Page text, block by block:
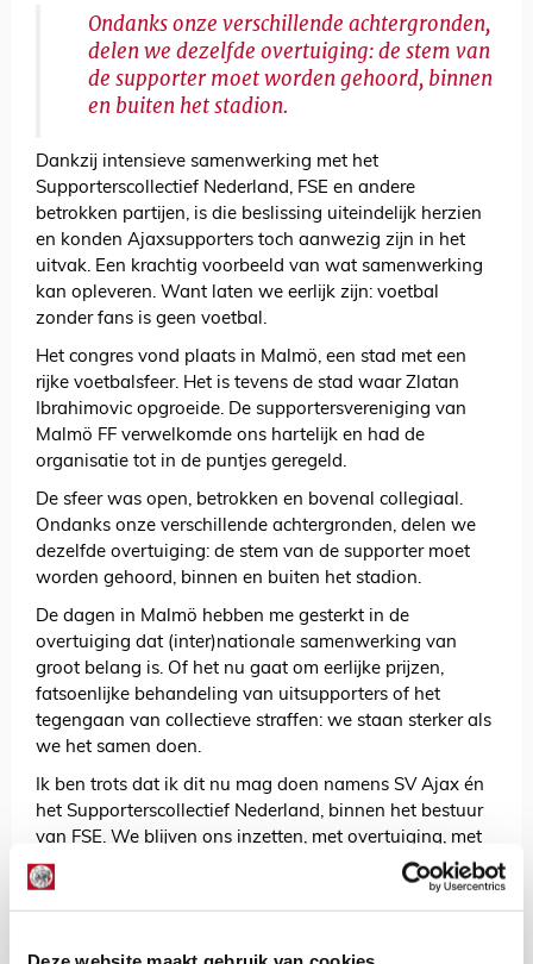
Ondanks onze verschillende achtergronden,
delen we dezelfde overtuiging: de stem van
de supporter moet worden gehoord, binnen
en buiten het stadion.
Dankzij intensieve samenwerking met het
Supporterscollectief Nederland, FSE en andere
betrokken partijen, is die beslissing uiteindelijk herzien
en konden Ajaxsupporters toch aanwezig zijn in het
uitvak. Een krachtig voorbeeld van wat samenwerking
kan opleveren. Want laten we eerlijk zijn: voetbal
zonder fans is geen voetbal.
Het congres vond plaats in Malmö, een stad met een
rijke voetbalsfeer. Het is tevens de stad waar Zlatan
Ibrahimovic opgroeide. De supportersvereniging van
Malmö FF verwelkomde ons hartelijk en had de
organisatie tot in de puntjes geregeld.
De sfeer was open, betrokken en bovenal collegiaal.
Ondanks onze verschillende achtergronden, delen we
dezelfde overtuiging: de stem van de supporter moet
worden gehoord, binnen en buiten het stadion.
De dagen in Malmö hebben me gesterkt in de
overtuiging dat (inter)nationale samenwerking van
groot belang is. Of het nu gaat om eerlijke prijzen,
fatsoenlijke behandeling van uitsupporters of het
tegengaan van collectieve straffen: we staan sterker als
we het samen doen.
Ik ben trots dat ik dit nu mag doen namens SV Ajax én
het Supporterscollectief Nederland, binnen het bestuur
van FSE. We blijven ons inzetten, met overtuiging, met
kennis en vooral: met elkaar.
AANBEVOLEN